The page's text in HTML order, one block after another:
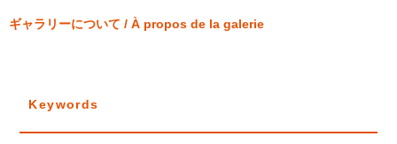
ギャラリーについて / À propos de la galerie
Keywords